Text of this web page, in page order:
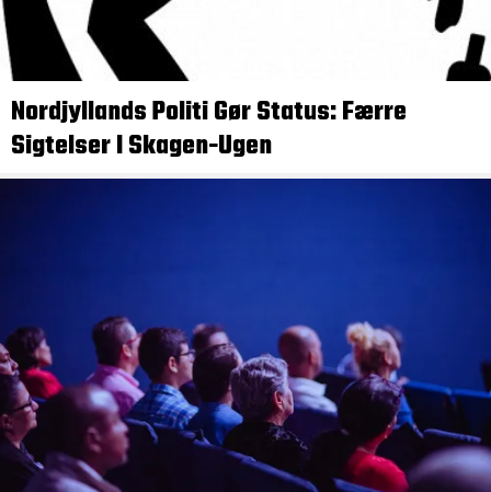
Nordjyllands Politi Gør Status: Færre
Sigtelser I Skagen-Ugen